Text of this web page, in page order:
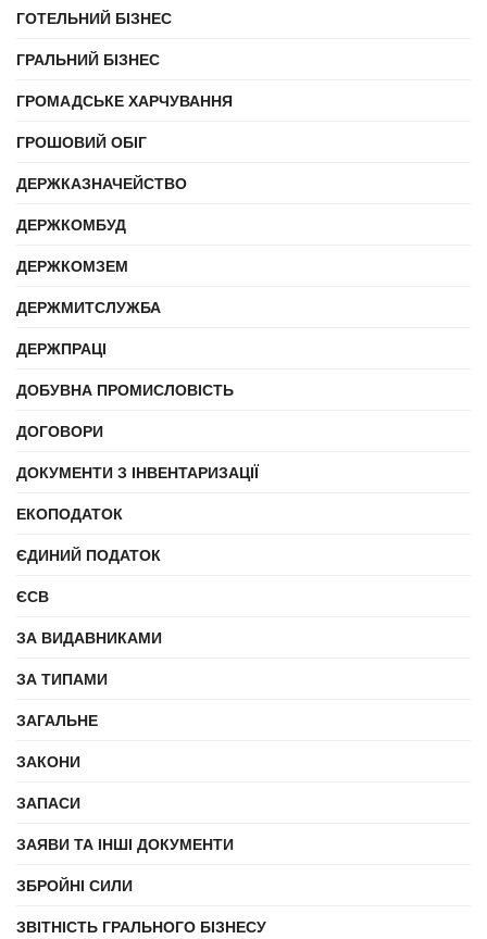
ГОТЕЛЬНИЙ БІЗНЕС
ГРАЛЬНИЙ БІЗНЕС
ГРОМАДСЬКЕ ХАРЧУВАННЯ
ГРОШОВИЙ ОБІГ
ДЕРЖКАЗНАЧЕЙСТВО
ДЕРЖКОМБУД
ДЕРЖКОМЗЕМ
ДЕРЖМИТСЛУЖБА
ДЕРЖПРАЦІ
ДОБУВНА ПРОМИСЛОВІСТЬ
ДОГОВОРИ
ДОКУМЕНТИ З ІНВЕНТАРИЗАЦІЇ
ЕКОПОДАТОК
ЄДИНИЙ ПОДАТОК
ЄСВ
ЗА ВИДАВНИКАМИ
ЗА ТИПАМИ
ЗАГАЛЬНЕ
ЗАКОНИ
ЗАПАСИ
ЗАЯВИ ТА ІНШІ ДОКУМЕНТИ
ЗБРОЙНІ СИЛИ
ЗВІТНІСТЬ ГРАЛЬНОГО БІЗНЕСУ